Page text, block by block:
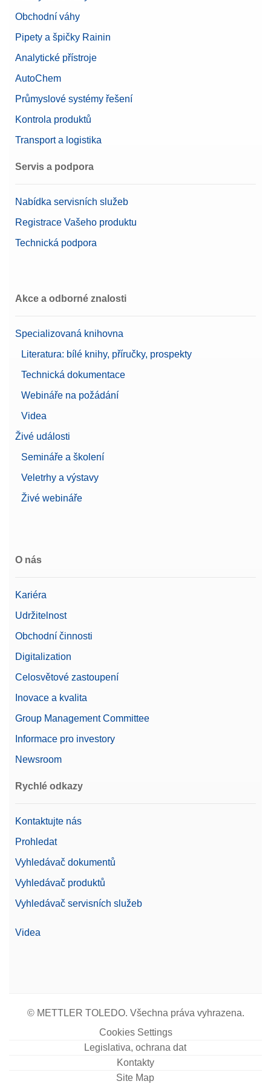
Obchodní váhy
Pipety a špičky Rainin
Analytické přístroje
AutoChem
Průmyslové systémy řešení
Kontrola produktů
Transport a logistika
Servis a podpora
Nabídka servisních služeb
Registrace Vašeho produktu
Technická podpora
Akce a odborné znalosti
Specializovaná knihovna
Literatura: bílé knihy, příručky, prospekty
Technická dokumentace
Webináře na požádání
Videa
Živé události
Semináře a školení
Veletrhy a výstavy
Živé webináře
O nás
Kariéra
Udržitelnost
Obchodní činnosti
Digitalization
Celosvětové zastoupení
Inovace a kvalita
Group Management Committee
Informace pro investory
Newsroom
Rychlé odkazy
Kontaktujte nás
Prohledat
Vyhledávač dokumentů
Vyhledávač produktů
Vyhledávač servisních služeb
Videa
© METTLER TOLEDO. Všechna práva vyhrazena.
Cookies Settings
Legislativa, ochrana dat
Kontakty
Site Map